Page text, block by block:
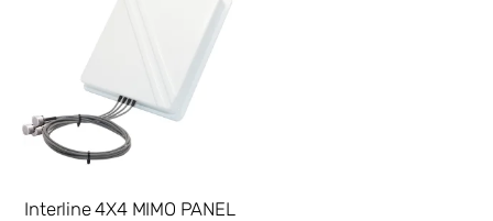
Interline 4X4 MIMO PANEL